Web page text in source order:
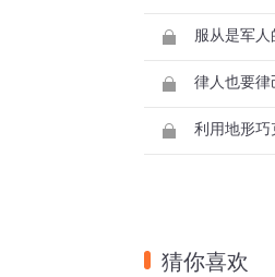
服从是军人
律人也要律
利用地形巧
猜你喜欢